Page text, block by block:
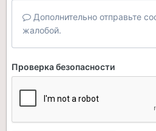
Дополнительно отправьте
жалобой.
Проверка безопасности